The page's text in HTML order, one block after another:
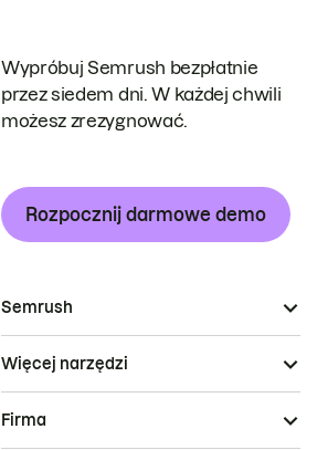
Wypróbuj Semrush bezpłatnie
przez siedem dni. W każdej chwili
możesz zrezygnować.
Rozpocznij darmowe demo
Semrush
Więcej narzędzi
Firma